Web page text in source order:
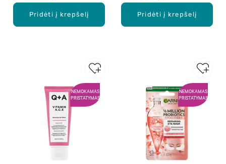
Pridėti į krepšelį Pridėti į krepšelį
NEMOKAMAS
PRISTATYMAS
NEMOKAMAS
PRISTATYMAS